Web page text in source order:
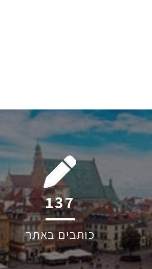
179
כותבים באתר